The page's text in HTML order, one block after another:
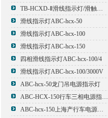
TB-HCXD-Ⅱ滑线指示灯/滑触线指示灯
滑线指示灯ABC-hcx-50
滑线指示灯ABC-hcx-100
滑线指示灯ABC-hcx-150
四相滑线指示灯ABC-hcx-100/4
滑线指示灯ABC-hcx-100/3000V
ABC-hcx-50龙门吊电源指示灯
ABC-HCX-150行车三相电源指示灯
ABC-hcx-150上海产行车电源指示灯